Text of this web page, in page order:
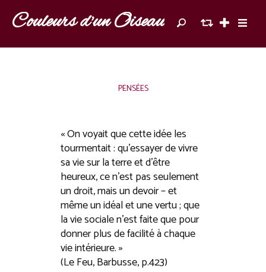
Couleurs d'un Oiseau
PENSÉES
« On voyait que cette idée les
tourmentait : qu’essayer de vivre
sa vie sur la terre et d’être
heureux, ce n’est pas seulement
un droit, mais un devoir – et
même un idéal et une vertu ; que
la vie sociale n’est faite que pour
donner plus de facilité à chaque
vie intérieure. »
(Le Feu, Barbusse, p.423)